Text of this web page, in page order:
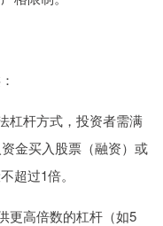
杠杆方式，投资者需满
金买入股票（融资）或
超过1倍。
更高倍数的杠杆（如5